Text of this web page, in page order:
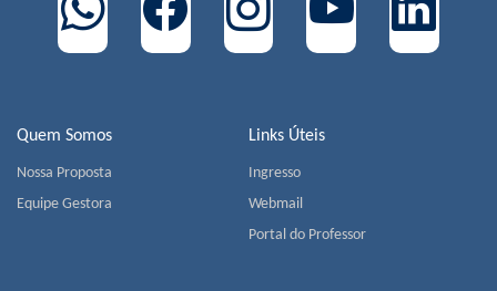
Quem Somos
Nossa Proposta
Equipe Gestora
Links Úteis
Ingresso
Webmail
Portal do Professor